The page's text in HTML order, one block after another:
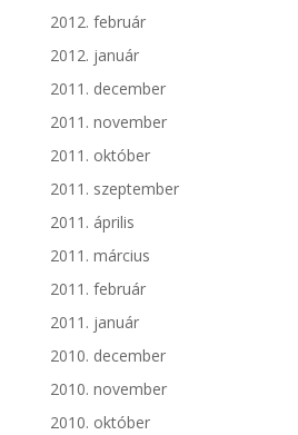
2012. február
2012. január
2011. december
2011. november
2011. október
2011. szeptember
2011. április
2011. március
2011. február
2011. január
2010. december
2010. november
2010. október